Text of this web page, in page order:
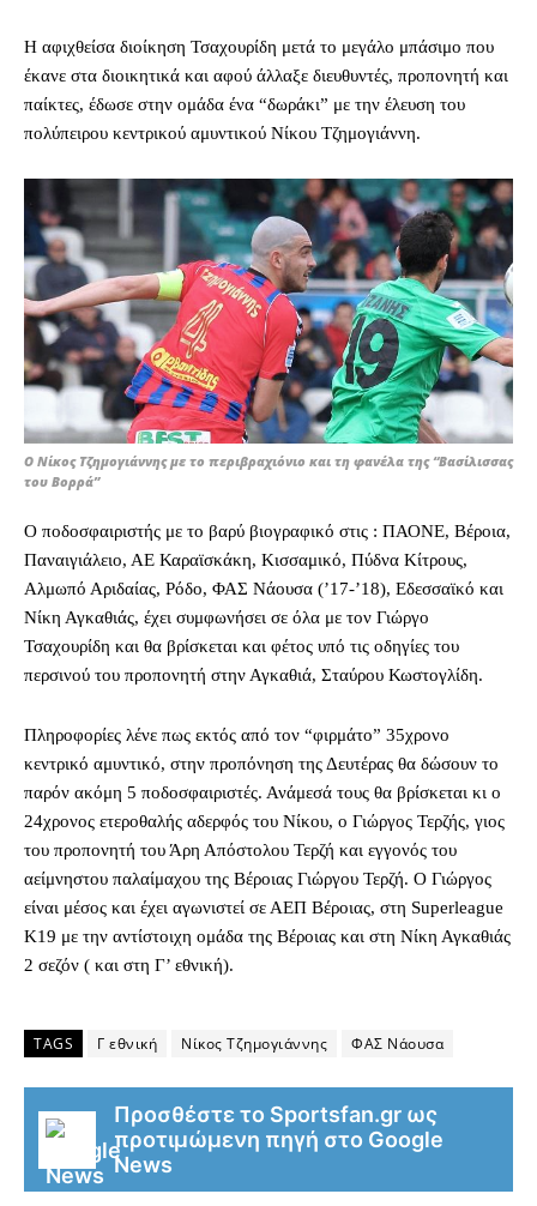
Η αφιχθείσα διοίκηση Τσαχουρίδη μετά το μεγάλο μπάσιμο που
έκανε στα διοικητικά και αφού άλλαξε διευθυντές, προπονητή και
παίκτες, έδωσε στην ομάδα ένα “δωράκι” με την έλευση του
πολύπειρου κεντρικού αμυντικού Νίκου Τζημογιάννη.
Ο Νίκος Τζημογιάννης με το περιβραχιόνιο και τη φανέλα της “Βασίλισσας
του Βορρά”
Ο ποδοσφαιριστής με το βαρύ βιογραφικό στις : ΠΑΟΝΕ, Βέροια,
Παναιγιάλειο, ΑΕ Καραϊσκάκη, Κισσαμικό, Πύδνα Κίτρους,
Αλμωπό Αριδαίας, Ρόδο, ΦΑΣ Νάουσα (’17-’18), Εδεσσαϊκό και
Νίκη Αγκαθιάς, έχει συμφωνήσει σε όλα με τον Γιώργο
Τσαχουρίδη και θα βρίσκεται και φέτος υπό τις οδηγίες του
περσινού του προπονητή στην Αγκαθιά, Σταύρου Κωστογλίδη.
Πληροφορίες λένε πως εκτός από τον “φιρμάτο” 35χρονο
κεντρικό αμυντικό, στην προπόνηση της Δευτέρας θα δώσουν το
παρόν ακόμη 5 ποδοσφαιριστές. Ανάμεσά τους θα βρίσκεται κι ο
24χρονος ετεροθαλής αδερφός του Νίκου, ο Γιώργος Τερζής, γιος
του προπονητή του Άρη Απόστολου Τερζή και εγγονός του
αείμνηστου παλαίμαχου της Βέροιας Γιώργου Τερζή. Ο Γιώργος
είναι μέσος και έχει αγωνιστεί σε ΑΕΠ Βέροιας, στη Superleague
K19 με την αντίστοιχη ομάδα της Βέροιας και στη Νίκη Αγκαθιάς
2 σεζόν ( και στη Γ’ εθνική).
TAGS Γ εθνική Νίκος Τζημογιάννης ΦΑΣ Νάουσα
Προσθέστε το Sportsfan.gr ως
προτιμώμενη πηγή στο Google
News